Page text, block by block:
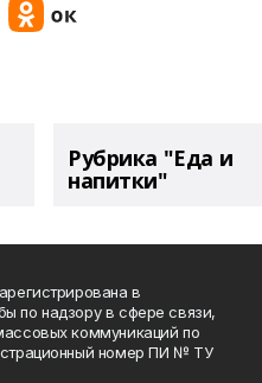
Рубрика "Еда и
напитки"
в
по надзору в сфере связи,
коммуникаций по
номер ПИ № ТУ